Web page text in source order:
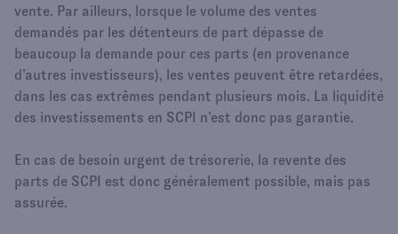
vente. Par ailleurs, lorsque le volume des ventes
demandés par les détenteurs de part dépasse de
beaucoup la demande pour ces parts (en provenance
d’autres investisseurs), les ventes peuvent être retardées,
dans les cas extrêmes pendant plusieurs mois. La liquidité
des investissements en SCPI n’est donc pas garantie.
En cas de besoin urgent de trésorerie, la revente des
parts de SCPI est donc généralement possible, mais pas
assurée.